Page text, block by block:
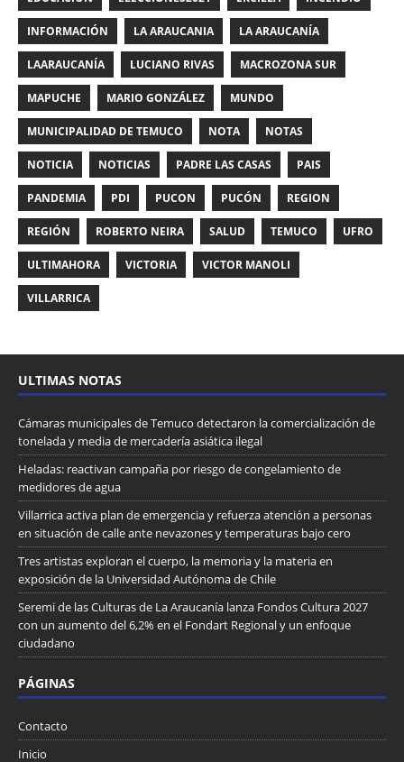
INFORMACIÓN LA ARAUCANIA LA ARAUCANÍA
LAARAUCANÍA LUCIANO RIVAS MACROZONA SUR
MAPUCHE MARIO GONZÁLEZ MUNDO
MUNICIPALIDAD DE TEMUCO NOTA NOTAS
NOTICIA NOTICIAS PADRE LAS CASAS PAIS
PANDEMIA PDI PUCON PUCÓN REGION
REGIÓN ROBERTO NEIRA SALUD TEMUCO UFRO
ULTIMAHORA VICTORIA VICTOR MANOLI
VILLARRICA
ULTIMAS NOTAS
Cámaras municipales de Temuco detectaron la comercialización de
tonelada y media de mercadería asiática ilegal
Heladas: reactivan campaña por riesgo de congelamiento de
medidores de agua
Villarrica activa plan de emergencia y refuerza atención a personas
en situación de calle ante nevazones y temperaturas bajo cero
Tres artistas exploran el cuerpo, la memoria y la materia en
exposición de la Universidad Autónoma de Chile
Seremi de las Culturas de La Araucanía lanza Fondos Cultura 2027
con un aumento del 6,2% en el Fondart Regional y un enfoque
ciudadano
PÁGINAS
Contacto
Inicio